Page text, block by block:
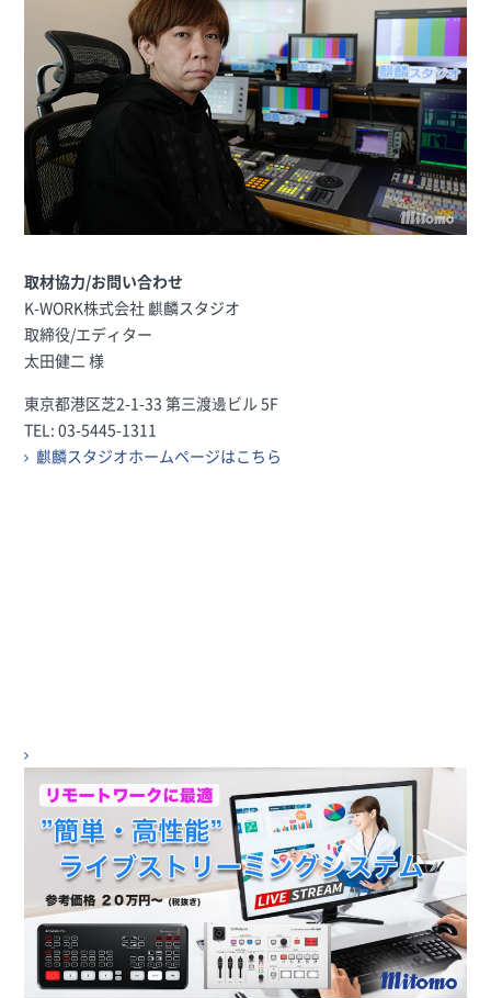
取材協力/お問い合わせ
K-WORK株式会社 麒麟スタジオ
取締役/エディター
太田健二 様
東京都港区芝2-1-33 第三渡邊ビル 5F
TEL: 03-5445-1311
麒麟スタジオホームページはこちら